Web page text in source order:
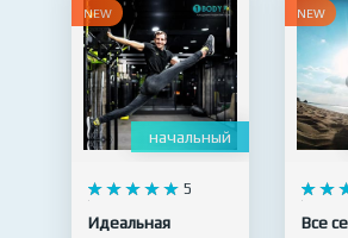
NEW
начальный
5
Идеальная
NEW
Все